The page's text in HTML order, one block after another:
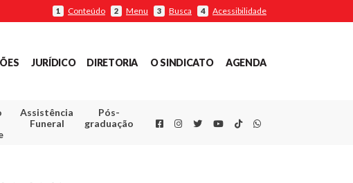
1 Conteúdo 2 Menu 3 Busca 4 Acessibilidade
JURÍDICO DIRETORIA O SINDICATO AGENDA
Assistência
Funeral
Pós-
graduação
FacebookInstagram
TwitterYoutube
TikTokWhatsapp